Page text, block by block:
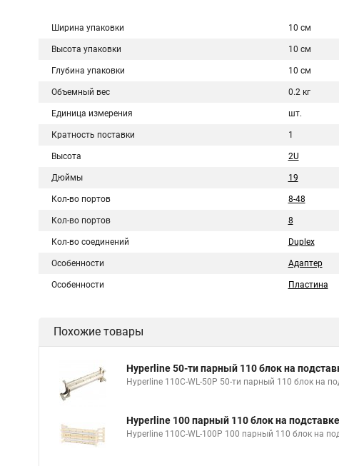
Ширина упаковки 10 см
Высота упаковки 10 см
Глубина упаковки 10 см
Объемный вес 0.2 кг
Единица измерения шт.
Кратность поставки 1
Высота 2U
Дюймы 19
Кол-во портов 8-48
Кол-во портов 8
Кол-во соединений Duplex
Особенности Адаптер
Особенности Пластина
Похожие товары
Hyperline 50-ти парный 110 блок на
Hyperline 110C-WL-50P 50-ти парный 110 блок на
Hyperline 100 парный 110 блок на
Hyperline 110C-WL-100P 100 парный 110 блок на